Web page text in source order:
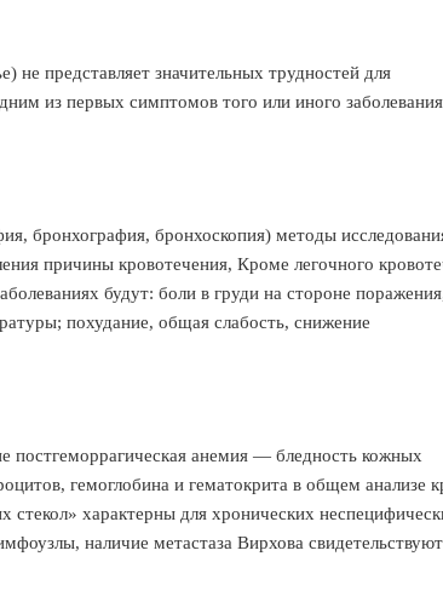
не представляет значительных трудностей для
из первых симптомов того или иного заболевания
бронхография, бронхоскопия) методы
причины кровотечения, Кроме легочного
будут: боли в груди на стороне
похудание, общая слабость, снижение
постгеморрагическая анемия — бледность кожных
гемоглобина и гематокрита в общем анализе
характерны для хронических
наличие метастаза Вирхова